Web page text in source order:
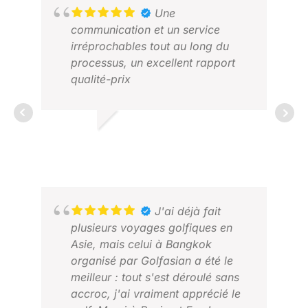
すが、ゴルフの知識だけでなく、旅
行のプランニングなども相談できる
安心して利用できる高品質な代理店
だと思います。以前のように自分で
手配していたら、同じような経験を
Une
communication et un service
irréprochables tout au long du
processus, un excellent rapport
qualité-prix
J'ai déjà fait
plusieurs voyages golfiques en
Asie, mais celui à Bangkok
organisé par Golfasian a été le
meilleur : tout s'est déroulé sans
accroc, j'ai vraiment apprécié le